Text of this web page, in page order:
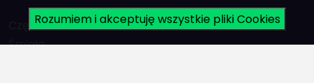
Części zamienne
Śmigła
Rozumiem i akceptuję wszystkie pliki Cookies